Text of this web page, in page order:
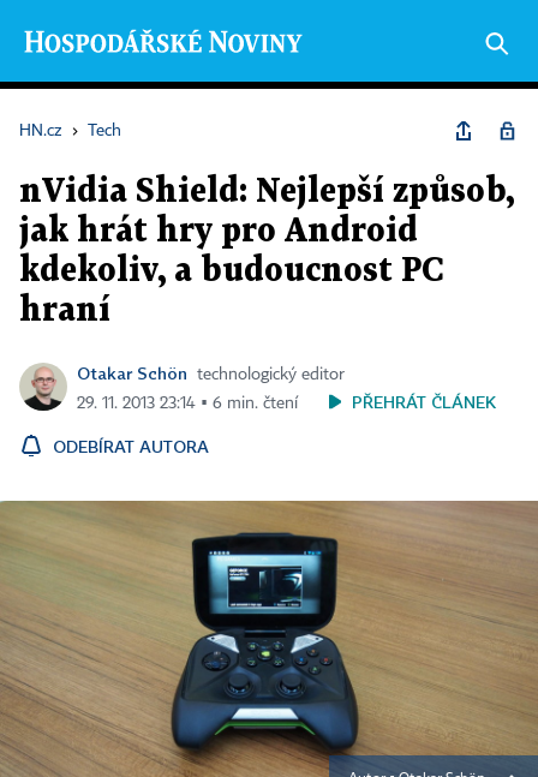
HN.cz › Tech
nVidia Shield: Nejlepší způsob,
jak hrát hry pro Android
kdekoliv, a budoucnost PC
hraní
Otakar Schön
technologický editor
29. 11. 2013 23:14 ▪ 6 min. čtení
PŘEHRÁT ČLÁNEK
ODEBÍRAT AUTORA